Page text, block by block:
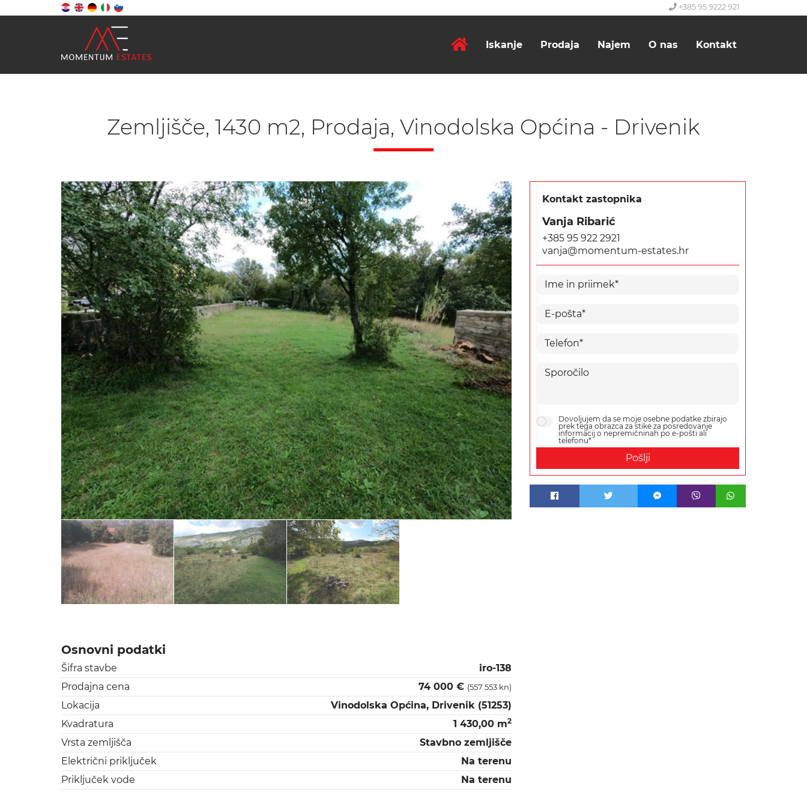
+385 95 9222 921
Iskanje Prodaja Najem O nas Kontakt
Zemljišče, 1430 m2, Prodaja, Vinodolska Općina - Drivenik
Osnovni podatki
Šifra stavbe
iro-138
Prodajna cena
74 000 € (557 553 kn)
Lokacija
Vinodolska Općina, Drivenik (51253)
Kvadratura
1 430,00 m2
Vrsta zemljišča
Stavbno zemljišče
Električni priključek
Na terenu
Priključek vode
Na terenu
Kontakt zastopnika
Vanja Ribarić
+385 95 922 2921
vanja@momentum-estates.hr
Dovoljujem da se moje osebne podatke zbirajo
prek tega obrazca za stike za posredovanje
informacij o nepremičninah po e-pošti ali
telefonu*
Pošlji